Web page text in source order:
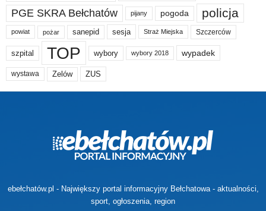
PGE SKRA Bełchatów pijany pogoda policja
powiat pożar sanepid sesja Straż Miejska Szczerców
szpital TOP wybory wybory 2018 wypadek
wystawa Zelów ZUS
ebełchatów.pl - Największy portal informacyjny Bełchatowa - aktualności,
sport, ogłoszenia, region